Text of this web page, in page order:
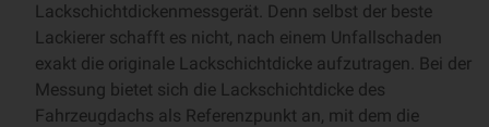
Lackschichtdickenmessgerät. Denn selbst der beste
Lackierer schafft es nicht, nach einem Unfallschaden
exakt die originale Lackschichtdicke aufzutragen. Bei der
Messung bietet sich die Lackschichtdicke des
Fahrzeugdachs als Referenzpunkt an, mit dem die